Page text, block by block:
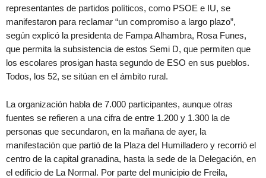
representantes de partidos políticos, como PSOE e IU, se
manifestaron para reclamar “un compromiso a largo plazo”,
según explicó la presidenta de Fampa Alhambra, Rosa Funes,
que permita la subsistencia de estos Semi D, que permiten que
los escolares prosigan hasta segundo de ESO en sus pueblos.
Todos, los 52, se sitúan en el ámbito rural.
La organización habla de 7.000 participantes, aunque otras
fuentes se refieren a una cifra de entre 1.200 y 1.300 la de
personas que secundaron, en la mañana de ayer, la
manifestación que partió de la Plaza del Humilladero y recorrió el
centro de la capital granadina, hasta la sede de la Delegación, en
el edificio de La Normal. Por parte del municipio de Freila,